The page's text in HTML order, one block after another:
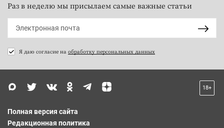
Раз в неделю мы присылаем самые важные статьи
Я даю согласие на обработку персональных данных
18+
Полная версия сайта
Редакционная политика